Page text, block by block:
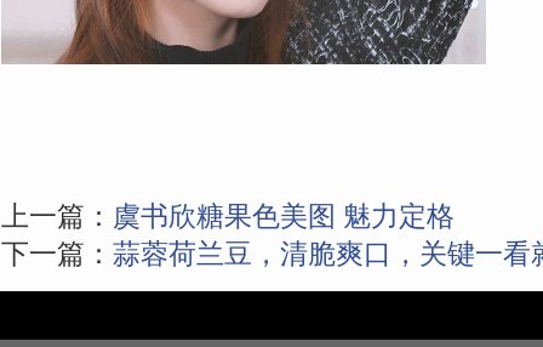
上一篇： 虞书欣糖果色美图 魅力定格
下一篇： 蒜蓉荷兰豆，清脆爽口，关键一看